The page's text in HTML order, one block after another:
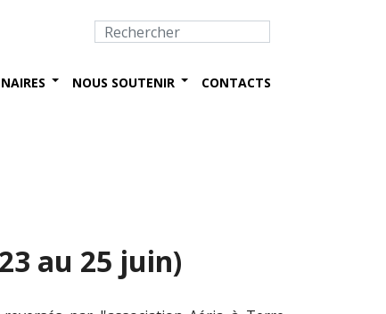
NOUS SOUTENIR CONTACTS
au 25 juin)